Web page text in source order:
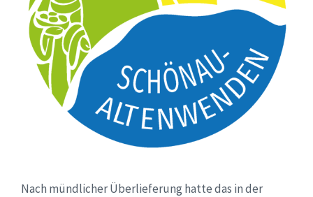
Nach mündlicher Überlieferung hatte das in der